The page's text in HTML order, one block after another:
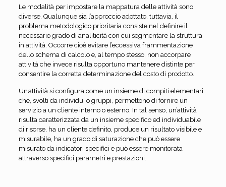
Le modalità per impostare la mappatura delle attività sono
diverse. Qualunque sia l’approccio adottato, tuttavia, il
problema metodologico prioritaria consiste nel definire il
necessario grado di analiticità con cui segmentare la struttura
in attività. Occorre cioè evitare l’eccessiva frammentazione
dello schema di calcolo e, al tempo stesso, non accorpare
attività che invece risulta opportuno mantenere distinte per
consentire la corretta determinazione del costo di prodotto.
Un’attività si configura come un insieme di compiti elementari
che, svolti da individui o gruppi, permettono di fornire un
servizio a un cliente interno o esterno. In tal senso, un’attività
risulta caratterizzata da un insieme specifico ed individuabile
di risorse, ha un cliente definito, produce un risultato visibile e
misurabile, ha un grado di saturazione che può essere
misurato da indicatori specifici e può essere monitorata
attraverso specifici parametri e prestazioni.